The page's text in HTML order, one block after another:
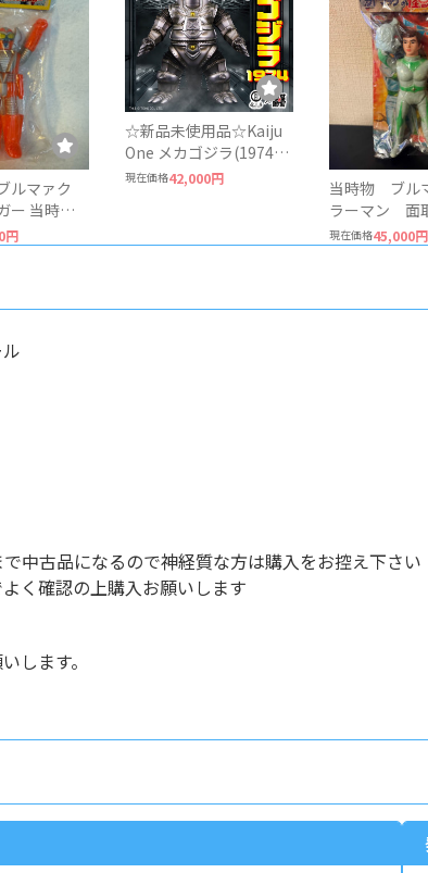
ルマァク
ー 当時物
ト
円
☆新品未使用品☆Kaiju
One メカゴジラ(1974)
ソフビ 墓場の画廊
現在価格42,000円
当時物 ブル
ラーマン 面
ビ 円谷プロ
現在価格45,000円
ル
中古品になるので神経質な方は購入をお控え下さい
く確認の上購入お願いします
します。